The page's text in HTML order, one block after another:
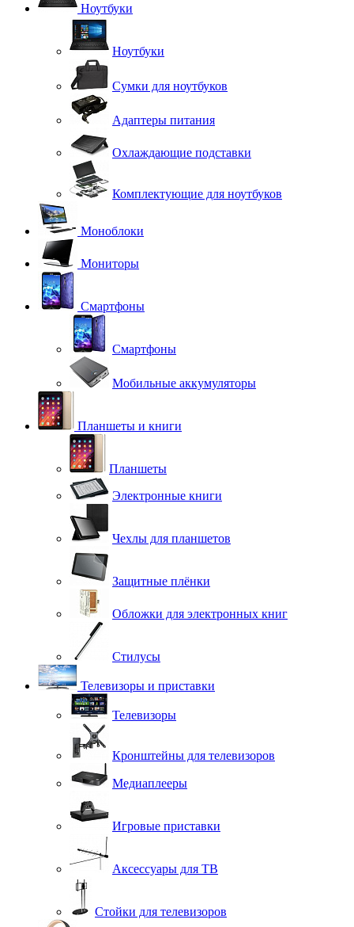
Ноутбуки
Ноутбуки
Сумки для ноутбуков
Адаптеры питания
Охлаждающие подставки
Комплектующие для ноутбуков
Моноблоки
Мониторы
Смартфоны
Смартфоны
Мобильные аккумуляторы
Планшеты и книги
Планшеты
Электронные книги
Чехлы для планшетов
Защитные плёнки
Обложки для электронных книг
Стилусы
Телевизоры и приставки
Телевизоры
Кронштейны для телевизоров
Медиаплееры
Игровые приставки
Аксессуары для ТВ
Стойки для телевизоров